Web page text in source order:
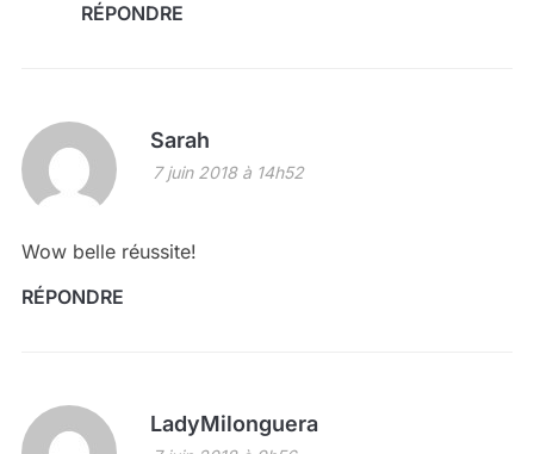
RÉPONDRE
Sarah
7 juin 2018 à 14h52
Wow belle réussite!
RÉPONDRE
LadyMilonguera